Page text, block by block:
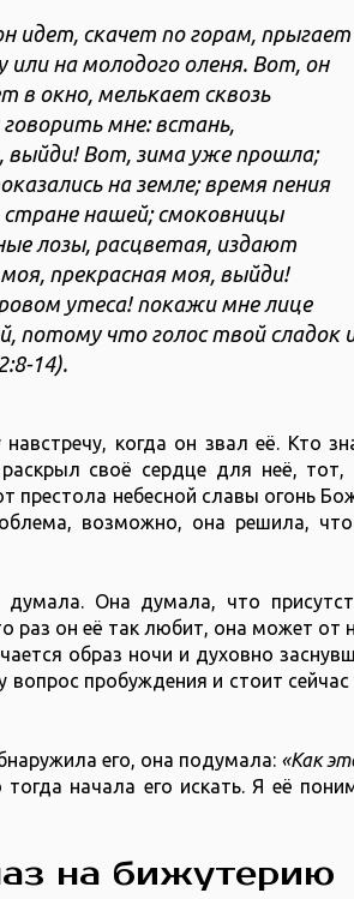
идет, скачет по горам, прыгает
на молодого оленя. Вот, он
в окно, мелькает сквозь
мне: встань,
выйди! Вот, зима уже прошла;
на земле; время пения
нашей; смоковницы
лозы, расцветая, издают
прекрасная моя, выйди!
утеса! покажи мне лице
потому что голос твой сладок
‭14).
когда он звал её. Кто
своё сердце для неё, тот,
престола небесной славы огонь
возможно, она решила,
Она думала, что
раз он её так любит, она может от
образ ночи и духовно
пробуждения и стоит сейчас
его, она подумала: «Как
начала его искать. Я её
на бижутерию